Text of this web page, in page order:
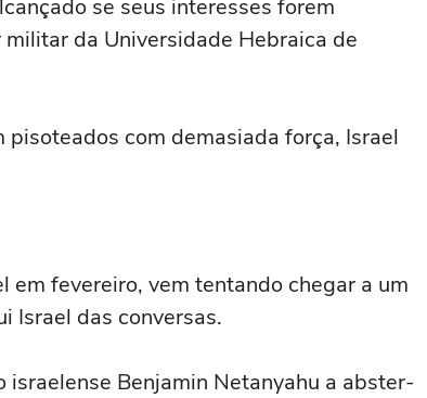
⁠se seus interesses forem
da Universidade Hebraica de
com demasiada força, Israel
em fevereiro, vem tentando chegar a um
Israel das conversas.
‌Benjamin Netanyahu a abster-